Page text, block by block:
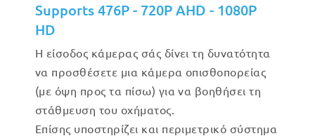
Supports 476P - 720P AHD - 1080P
HD
Η είσοδος κάμερας σάς δίνει τη δυνατότητα
να προσθέσετε μια κάμερα οπισθοπορείας
(με όψη προς τα πίσω) για να βοηθήσει τη
στάθμευση του οχήματος.
Επίσης υποστηρίζει και περιμετρικό σύστημα